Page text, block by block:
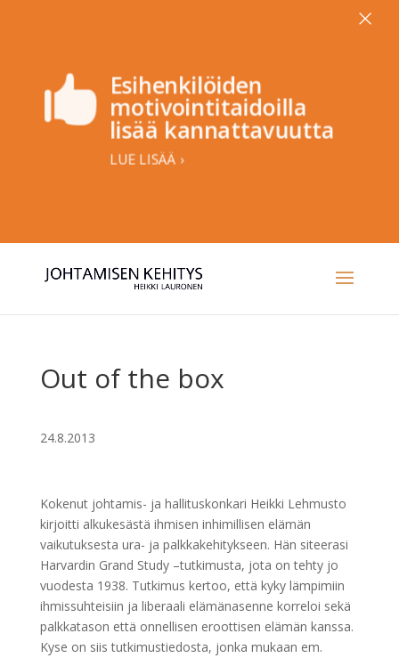
Out of the box
24.8.2013
Kokenut johtamis- ja hallituskonkari Heikki Lehmusto
kirjoitti alkukesästä ihmisen inhimillisen elämän
vaikutuksesta ura- ja palkkakehitykseen. Hän siteerasi
Harvardin Grand Study –tutkimusta, jota on tehty jo
vuodesta 1938. Tutkimus kertoo, että kyky lämpimiin
ihmissuhteisiin ja liberaali elämänasenne korreloi sekä
palkkatason että onnellisen eroottisen elämän kanssa.
Kyse on siis tutkimustiedosta, jonka mukaan em.
 Esihenkilöiden
motivointitaidoilla
lisää kannattavuutta
LUE LISÄÄ ›
×